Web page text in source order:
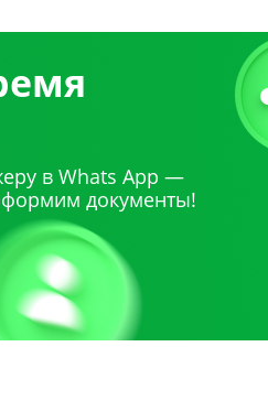
в Whats App —
документы!